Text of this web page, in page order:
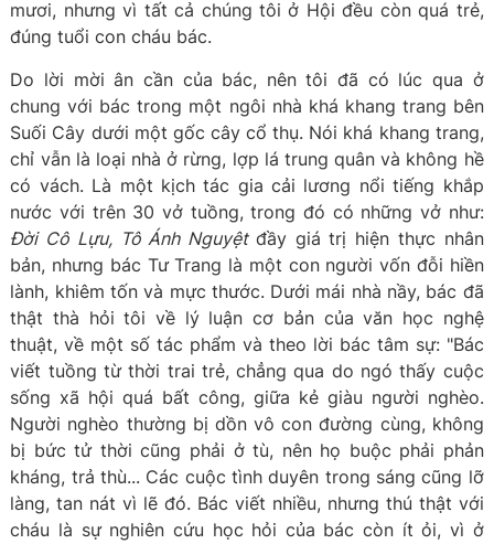
mươi, nhưng vì tất cả chúng tôi ở Hội đều còn quá trẻ,
đúng tuổi con cháu bác.
Do lời mời ân cần của bác, nên tôi đã có lúc qua ở
chung với bác trong một ngôi nhà khá khang trang bên
Suối Cây dưới một gốc cây cổ thụ. Nói khá khang trang,
chỉ vẫn là loại nhà ở rừng, lợp lá trung quân và không hề
có vách. Là một kịch tác gia cải lương nổi tiếng khắp
nước với trên 30 vở tuồng, trong đó có những vở như:
Đời Cô Lựu, Tô Ánh Nguyệt đầy giá trị hiện thực nhân
bản, nhưng bác Tư Trang là một con người vốn đỗi hiền
lành, khiêm tốn và mực thước. Dưới mái nhà nầy, bác đã
thật thà hỏi tôi về lý luận cơ bản của văn học nghệ
thuật, về một số tác phẩm và theo lời bác tâm sự: "Bác
viết tuồng từ thời trai trẻ, chẳng qua do ngó thấy cuộc
sống xã hội quá bất công, giữa kẻ giàu người nghèo.
Người nghèo thường bị dồn vô con đường cùng, không
bị bức tử thời cũng phải ở tù, nên họ buộc phải phản
kháng, trả thù... Các cuộc tình duyên trong sáng cũng lỡ
làng, tan nát vì lẽ đó. Bác viết nhiều, nhưng thú thật với
cháu là sự nghiên cứu học hỏi của bác còn ít ỏi, vì ở